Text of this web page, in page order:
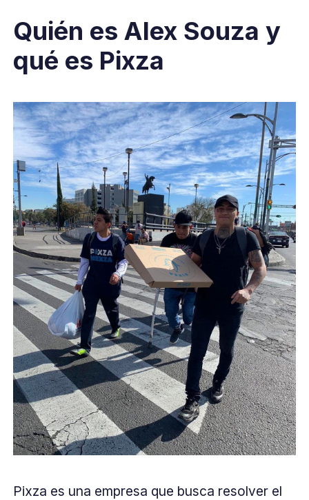
Quién es Alex Souza y
qué es Pixza
Pixza es una empresa que busca resolver el